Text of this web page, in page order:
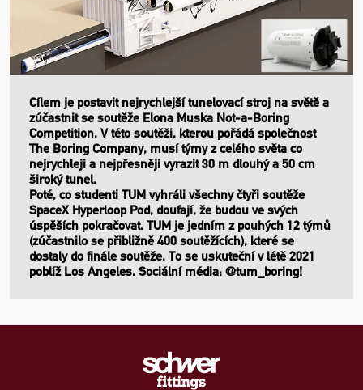
Cílem je postavit nejrychlejší tunelovací stroj na světě a
zúčastnit se soutěže Elona Muska Not-a-Boring
Competition. V této soutěži, kterou pořádá společnost
The Boring Company, musí týmy z celého světa co
nejrychleji a nejpřesněji vyrazit 30 m dlouhý a 50 cm
široký tunel.
Poté, co studenti TUM vyhráli všechny čtyři soutěže
SpaceX Hyperloop Pod, doufají, že budou ve svých
úspěších pokračovat. TUM je jedním z pouhých 12 týmů
(zúčastnilo se přibližně 400 soutěžících), které se
dostaly do finále soutěže. To se uskuteční v létě 2021
poblíž Los Angeles. Sociální média: @tum_boring!